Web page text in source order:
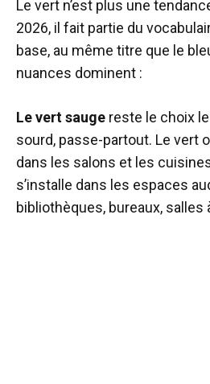
Le vert n’est plus une
2026, il fait partie du
base, au même titre que le
nuances dominent :
Le vert sauge reste le choix
sourd, passe-partout. Le vert
dans les salons et les
s’installe dans les espaces
bibliothèques, bureaux, salles